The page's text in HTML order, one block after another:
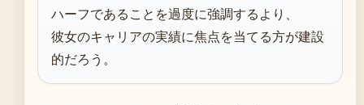
ハーフであることを過度に強調するより、
彼女のキャリアの実績に焦点を当てる方が建設
的だろう。